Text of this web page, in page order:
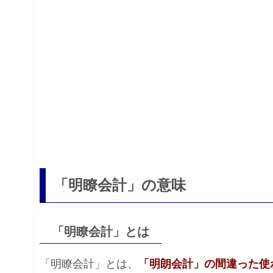
「明瞭会計」の意味
「明瞭会計」とは
「明瞭会計」とは、 「明朗会計」の間違った